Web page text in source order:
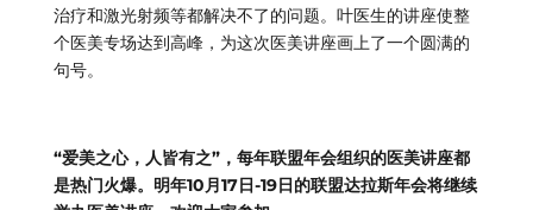
治疗和激光射频等都解决不了的问题。叶医生的讲座使整
个医美专场达到高峰，为这次医美讲座画上了一个圆满的
句号。
“爱美之心，人皆有之”，每年联盟年会组织的医美讲座都
是热门火爆。明年10月17日-19日的联盟达拉斯年会将继续